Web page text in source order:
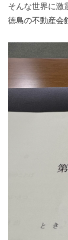
そんな世界に激
徳島の不動産会